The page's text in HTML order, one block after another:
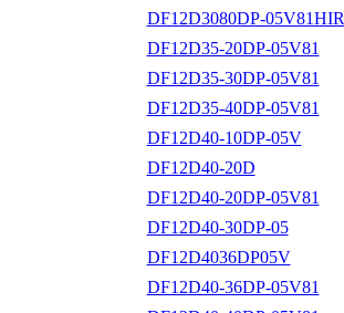
DF12D3080DP-05V81HIR
DF12D35-20DP-05V81
DF12D35-30DP-05V81
DF12D35-40DP-05V81
DF12D40-10DP-05V
DF12D40-20D
DF12D40-20DP-05V81
DF12D40-30DP-05
DF12D4036DP05V
DF12D40-36DP-05V81